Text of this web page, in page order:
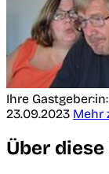
Ihre
23.09.2023 Mehr
Über